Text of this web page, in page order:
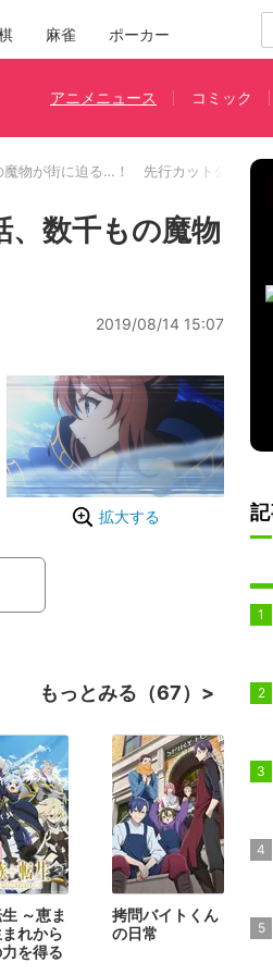
麻雀 ポーカー
アニメニュース コミック
物が街に迫る…！ 先行カット公開
、数千もの魔物
2019/08/14 15:07
拡大する
もっとみる（67）
～恵ま
れから
を得る
拷問バイトくん
の日常